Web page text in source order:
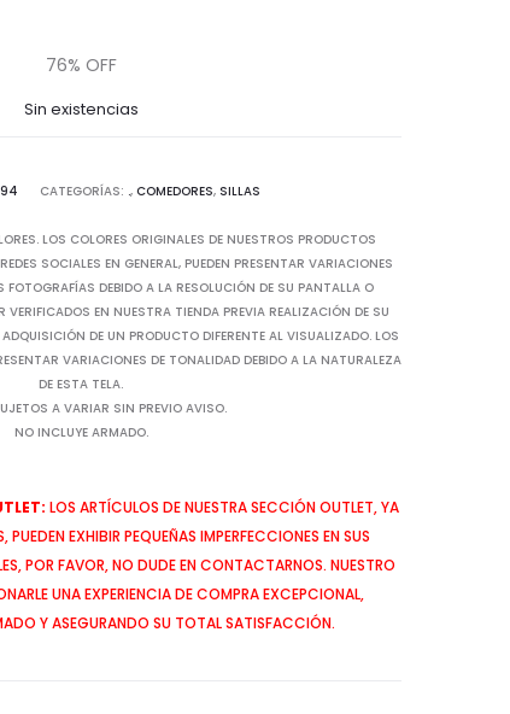
original
$202.23.
actual
76% OFF
Sin existencias
CATEGORÍAS: ., COMEDORES, SILLAS
LOS COLORES ORIGINALES DE NUESTROS PRODUCTOS
SOCIALES EN GENERAL, PUEDEN PRESENTAR VARIACIONES
FOTOGRAFÍAS DEBIDO A LA RESOLUCIÓN DE SU PANTALLA O
VERIFICADOS EN NUESTRA TIENDA PREVIA REALIZACIÓN DE SU
DE UN PRODUCTO DIFERENTE AL VISUALIZADO. LOS
VARIACIONES DE TONALIDAD DEBIDO A LA NATURALEZA
DE ESTA TELA.
A VARIAR SIN PREVIO AVISO.
NO INCLUYE ARMADO.
LOS ARTÍCULOS DE NUESTRA SECCIÓN OUTLET, YA
EXHIBIR PEQUEÑAS IMPERFECCIONES EN SUS
POR FAVOR, NO DUDE EN CONTACTARNOS. NUESTRO
UNA EXPERIENCIA DE COMPRA EXCEPCIONAL,
Y ASEGURANDO SU TOTAL SATISFACCIÓN.